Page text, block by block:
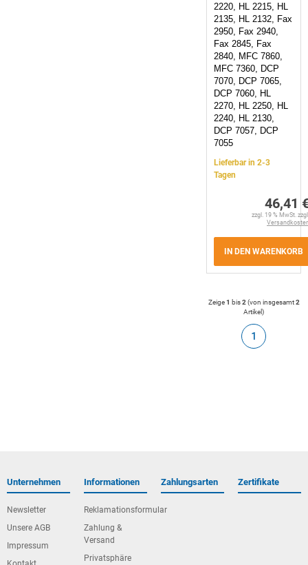
2220, HL 2215, HL
2135, HL 2132, Fax
2950, Fax 2940,
Fax 2845, Fax
2840, MFC 7860,
MFC 7360, DCP
7070, DCP 7065,
DCP 7060, HL
2270, HL 2250, HL
2240, HL 2130,
DCP 7057, DCP
7055
Lieferbar in 2-3
Tagen
46,41
zzgl. 19 % MwSt.
IN DEN WARENKORB
Zeige1 bis2 (von insgesamt2
Artikel)
1
Unternehmen
Newsletter
Unsere AGB
Impressum
Informationen
Reklamationsformular
Zahlung &
Versand
Privatsphäre
Zahlungsarten Zertifikate